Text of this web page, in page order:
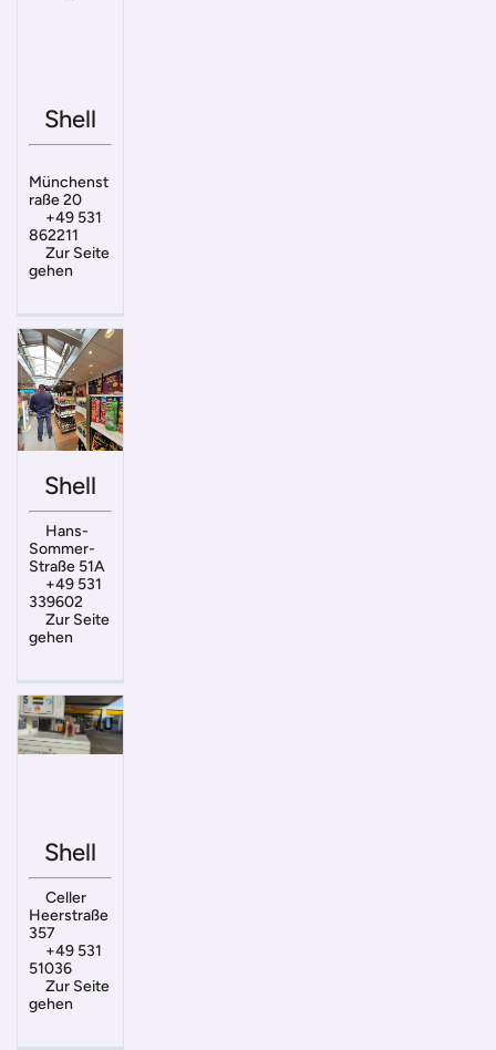
Shell
Münchenst
raße 20
+49 531
862211
Zur Seite
gehen
Shell
Hans-
Sommer-
Straße 51A
+49 531
339602
Zur Seite
gehen
Shell
Celler
Heerstraße
357
+49 531
51036
Zur Seite
gehen